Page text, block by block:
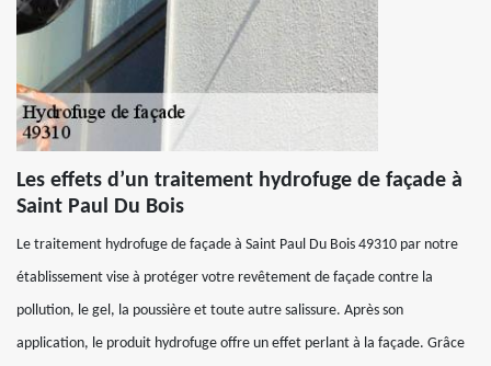
Les effets d’un traitement hydrofuge de façade à
Saint Paul Du Bois
Le traitement hydrofuge de façade à Saint Paul Du Bois 49310 par notre
établissement vise à protéger votre revêtement de façade contre la
pollution, le gel, la poussière et toute autre salissure. Après son
application, le produit hydrofuge offre un effet perlant à la façade. Grâce